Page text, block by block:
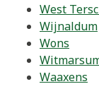
West
Wijnaldum
Wons
Waaxens